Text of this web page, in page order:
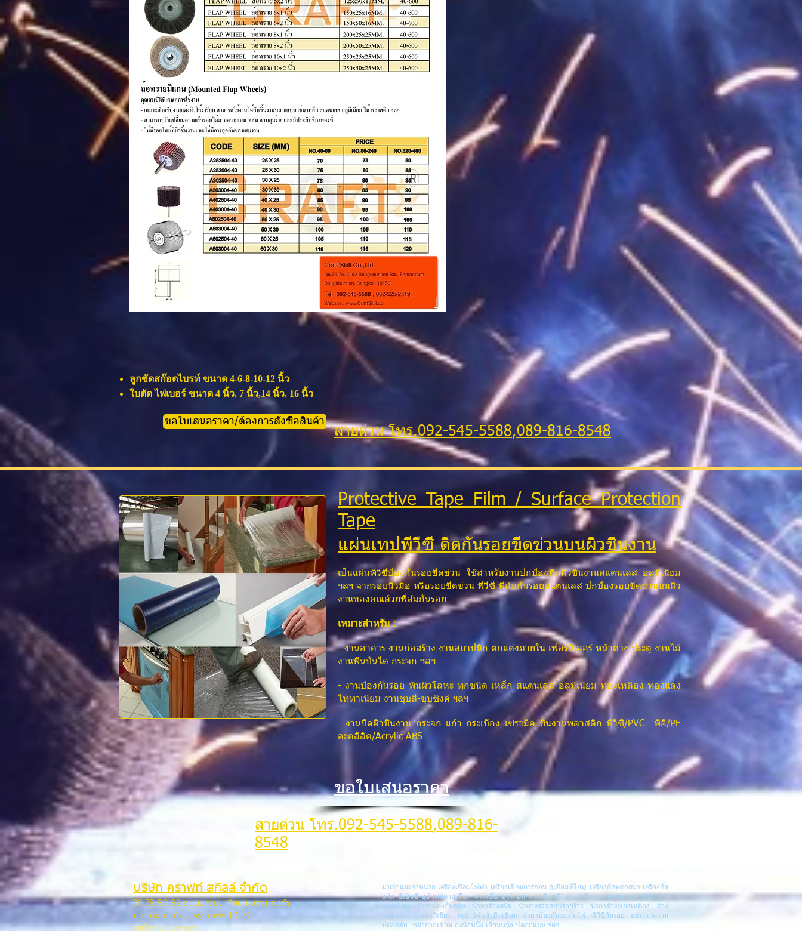
ลูกขัดสก๊อตไบรท์ ขนาด 4-6-8-10-12 นิ้ว
ใบตัด ไฟเบอร์ ขนาด 4 นิ้ว, 7 นิ้ว,14 นิ้ว, 16 นิ้ว
ขอใบเสนอราคา/ต้องการสั่งซื้อสินค้า
สายด่วน โทร.092-545-5588,089-816-8548
Protective Tape Film / Surface Protection
Tape
แผ่นเทปพีวีซี ติดกันรอยขีดข่วนบนผิวชิ้นงาน
เป็นแผ่นพีวีซีป้องกันรอยขีดข่วน ใช้สำหรับงานปกป้องพื้นผิวชิ้นงานสแตนเลส อลูมิเนียม
ฯลฯ จากรอยนิ้วมือ หรือรอยขีดข่วน พีวีซี ฟิล์มกันรอยสแตนเลส ปกป้องรอยขีดข่วนบนผิว
งานของคุณด้วยฟิล์มกันรอย
เหมาะสำหรับ :
- งานอาคาร งานก่อสร้าง งานสถาปนิก ตกแต่งภายใน เฟอร์นิเจอร์ หน้าต่าง ประตู งานไม้
งานพื้นบันได กระจก ฯลฯ
- งานป้องกันรอย พื้นผิวโลหะ ทุกชนิด เหล็ก สแตนเลส อลูมิเนียม ทองเหลือง ทองแดง
ไททาเนียม งานชุบสี-ชุบซิงค์ ฯลฯ
- งานปิดผิวชิ้นงาน กระจก แก้ว กระเบื้อง เซรามิค ชิ้นงานพลาสติก พีวีซี/PVC พีอี/PE
อะคลีลิค/Acrylic ABS
ขอใบเสนอราคา
สายด่วน โทร.092-545-5588,089-816-
8548
บริษัท คราฟท์ สกิลล์ จำกัด
76,78,80,82 ถนนบางขุนเทียน แขวงแสมดำ
เขตบางขุนเทียน กรุงเทพฯ 10150
สำนักงาน จ.ระยอง
นำเข้าและจำหน่าย เครื่องเชื่อมไฟฟ้า เครื่องเชื่อมอาร์กอน ตู้เชื่อมซีโอทู เครื่องตัดพลาสม่า เครื่องตัด
แก๊ส ซีเอ็นซี อุปกรณ์สายเชื่อม ลวดเชื่อมอาร์กอน ลวดเชื่อมซีโอทู เคมีอุตสาหกรรม เช่น น้ำยาล้าง
แนวเชื่อม น้ำยาป้องกันสนิม น้ำยาล้างสนิม น้ำยาตรวจสอบรอยร้าว น้ำยาล้างทองเหลือง ล้าง
ทองแดง ล้างอลูมิเนียม สเปรย์จุ่มหัวปืนเชื่อม น้ำยาป้องกันสะเก็ดไฟ พีวีซีกันรอย อุปกรณ์ความ
ปลอดภัย หน้ากากเชื่อม ถุงมือหนัง เอี๊ยมหนัง ปลอกแขน ฯลฯ